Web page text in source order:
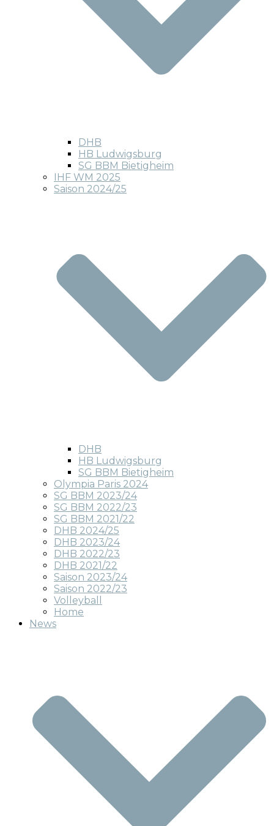
DHB
HB Ludwigsburg
SG BBM Bietigheim
IHF WM 2025
Saison 2024/25
DHB
HB Ludwigsburg
SG BBM Bietigheim
Olympia Paris 2024
SG BBM 2023/24
SG BBM 2022/23
SG BBM 2021/22
DHB 2024/25
DHB 2023/24
DHB 2022/23
DHB 2021/22
Saison 2023/24
Saison 2022/23
Volleyball
Home
News